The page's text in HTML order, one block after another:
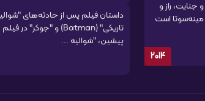
راز و
مینه‌سوتا است
2014
داستان فیلم پس از حادثه‌های
تاریکی" (Batman) و "جوکر" در فیلم
پیشین، "شوالیه ...